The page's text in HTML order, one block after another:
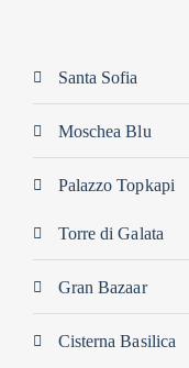
Santa Sofia
Moschea Blu
Palazzo Topkapi
Torre di Galata
Gran Bazaar
Cisterna Basilica